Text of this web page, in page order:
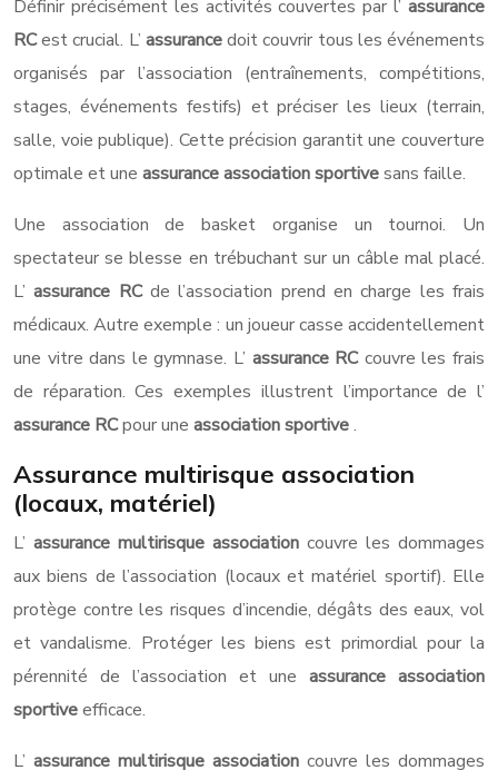
Définir précisément les activités couvertes par l’ assurance
RCest crucial. L’ assurancedoit couvrir tous les événements
organisés par l’association (entraînements, compétitions,
stages, événements festifs) et préciser les lieux (terrain,
salle, voie publique). Cette précision garantit une couverture
optimale et une assurance association sportivesans faille.
Une association de basket organise un tournoi. Un
spectateur se blesse en trébuchant sur un câble mal placé.
L’assurance RCde l’association prend en charge les frais
médicaux. Autre exemple : un joueur casse accidentellement
une vitre dans le gymnase. L’ assurance RC couvre les frais
de réparation. Ces exemples illustrent l’importance de l’
assurance RCpour une association sportive.
Assurance multirisque association
(locaux, matériel)
L’ assurance multirisque association couvre les dommages
aux biens de l’association (locaux et matériel sportif). Elle
protège contre les risques d’incendie, dégâts des eaux, vol
et vandalisme. Protéger les biens est primordial pour la
pérennité de l’association et une assurance association
sportiveefficace.
L’ assurance multirisque association couvre les dommages